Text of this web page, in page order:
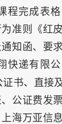
程完成表
准则《红
知函、要
快递有限
证书、直接
公证费发
海万亚信